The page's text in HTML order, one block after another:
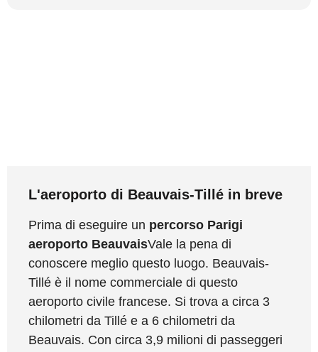
L'aeroporto di Beauvais-Tillé in breve
Prima di eseguire un percorso Parigi
aeroporto BeauvaisVale la pena di
conoscere meglio questo luogo. Beauvais-
Tillé è il nome commerciale di questo
aeroporto civile francese. Si trova a circa 3
chilometri da Tillé e a 6 chilometri da
Beauvais. Con circa 3,9 milioni di passeggeri